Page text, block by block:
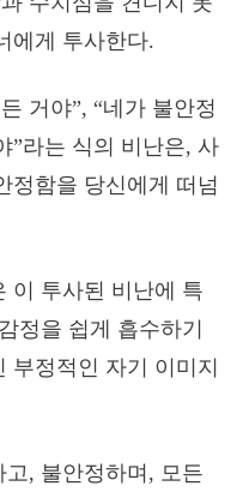
에게 투사한다.
거야”, “네가 불안정
”라는 식의 비난은, 사
정함을 당신에게 떠넘
이 투사된 비난에 특
정을 쉽게 흡수하기
부정적인 자기 이미지
, 불안정하며, 모든